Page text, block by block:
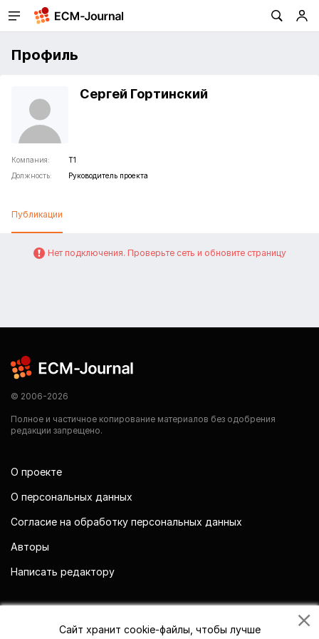
Профиль
Сергей Гортинский
Компания:
Т1
Должность:
Руководитель проекта
Публикации
Нет подключения. Проверьте сеть и обновите страницу
© 2006-2026
Полное и частичное копирование материалов без одобрения
редакции запрещено.
О проекте
О персональных данных
Согласие на обработку персональных данных
Авторы
Написать редактору
Сайт хранит cookie-файлы, чтобы лучше